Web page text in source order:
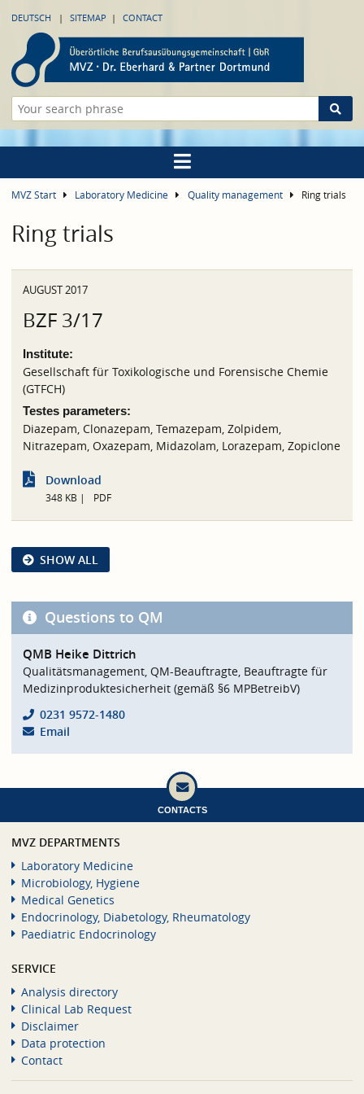
DEUTSCH SITEMAP CONTACT
MVZ Start Laboratory Medicine Quality management Ring trials
Ring trials
AUGUST 2017
BZF 3/17
Institute:
Gesellschaft für Toxikologische und Forensische Chemie
(GTFCH)
Testes parameters:
Diazepam, Clonazepam, Temazepam, Zolpidem,
Nitrazepam, Oxazepam, Midazolam, Lorazepam, Zopiclone
Download
348 KB PDF
SHOW ALL
Questions to QM
QMB Heike Dittrich
Qualitätsmanagement, QM-Beauftragte, Beauftragte für
Medizinproduktesicherheit (gemäß §6 MPBetreibV)
0231 9572-1480
Email
CONTACTS
MVZ DEPARTMENTS
Laboratory Medicine
Microbiology, Hygiene
Medical Genetics
Endocrinology, Diabetology, Rheumatology
Paediatric Endocrinology
SERVICE
Analysis directory
Clinical Lab Request
Disclaimer
Data protection
Contact